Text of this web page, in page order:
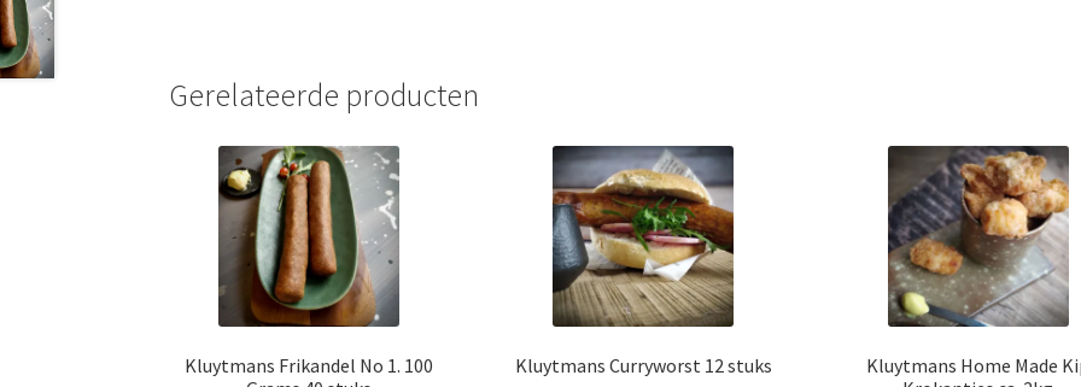
Gerelateerde producten
Kluytmans Frikandel No 1. 100
Kluytmans Curryworst 12 stuks
Kluytmans Home Made